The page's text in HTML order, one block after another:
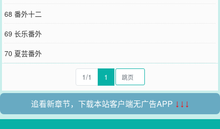
68 番外十二
69 长乐番外
70 夏芸番外
1/1 1
追看新章节，下载本站客户端无广告APP ↓↓↓